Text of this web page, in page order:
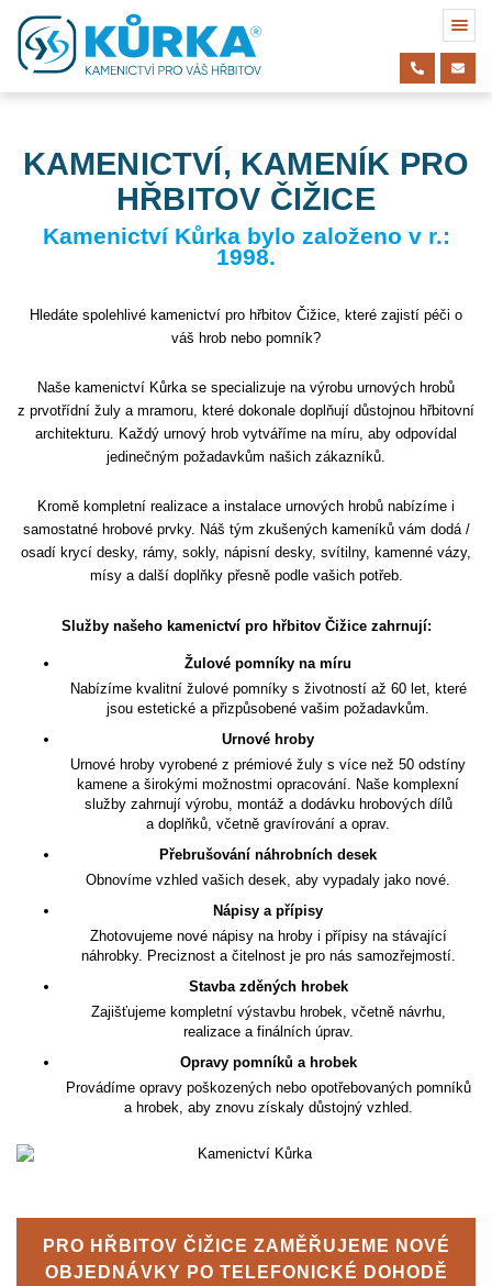
KAMENICTVÍ, KAMENÍK PRO
HŘBITOV ČIŽICE
Kamenictví Kůrka bylo založeno v r.:
1998.
Hledáte spolehlivé kamenictví pro hřbitov Čižice, které zajistí péči o
váš hrob nebo pomník?
Naše kamenictví Kůrka se specializuje na výrobu urnových hrobů
z prvotřídní žuly a mramoru, které dokonale doplňují důstojnou hřbitovní
architekturu. Každý urnový hrob vytváříme na míru, aby odpovídal
jedinečným požadavkům našich zákazníků.
Kromě kompletní realizace a instalace urnových hrobů nabízíme i
samostatné hrobové prvky. Náš tým zkušených kameníků vám dodá /
osadí krycí desky, rámy, sokly, nápisní desky, svítilny, kamenné vázy,
mísy a další doplňky přesně podle vašich potřeb.
Služby našeho kamenictví pro hřbitov Čižice zahrnují:
Žulové pomníky na míru
Nabízíme kvalitní žulové pomníky s životností až 60 let, které
jsou estetické a přizpůsobené vašim požadavkům.
Urnové hroby
Urnové hroby vyrobené z prémiové žuly s více než 50 odstíny
kamene a širokými možnostmi opracování. Naše komplexní
služby zahrnují výrobu, montáž a dodávku hrobových dílů
a doplňků, včetně gravírování a oprav.
Přebrušování náhrobních desek
Obnovíme vzhled vašich desek, aby vypadaly jako nové.
Nápisy a přípisy
Zhotovujeme nové nápisy na hroby i přípisy na stávající
náhrobky. Preciznost a čitelnost je pro nás samozřejmostí.
Stavba zděných hrobek
Zajišťujeme kompletní výstavbu hrobek, včetně návrhu,
realizace a finálních úprav.
Opravy pomníků a hrobek
Provádíme opravy poškozených nebo opotřebovaných pomníků
a hrobek, aby znovu získaly důstojný vzhled.
PRO HŘBITOV ČIŽICE ZAMĚŘUJEME NOVÉ
OBJEDNÁVKY PO TELEFONICKÉ DOHODĚ